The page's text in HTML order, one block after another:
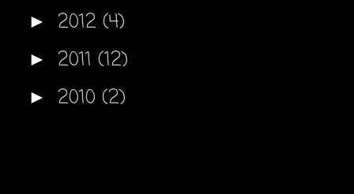
► 2012 (4)
► 2011 (12)
► 2010 (2)